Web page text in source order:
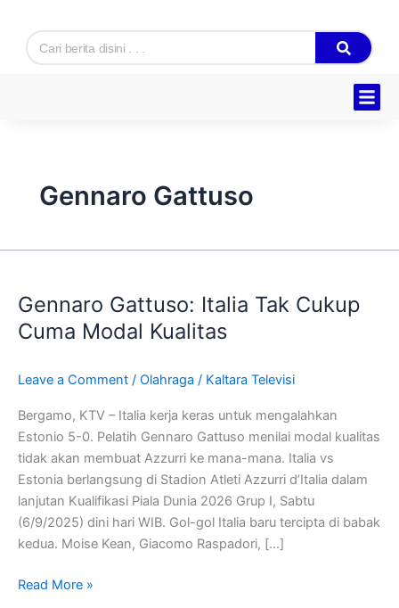
content
Search
Gennaro Gattuso
Gennaro Gattuso: Italia Tak Cukup
Cuma Modal Kualitas
Leave a Comment / Olahraga / Kaltara Televisi
Bergamo, KTV – Italia kerja keras untuk mengalahkan
Estonio 5-0. Pelatih Gennaro Gattuso menilai modal kualitas
tidak akan membuat Azzurri ke mana-mana. Italia vs
Estonia berlangsung di Stadion Atleti Azzurri d’Italia dalam
lanjutan Kualifikasi Piala Dunia 2026 Grup I, Sabtu
(6/9/2025) dini hari WIB. Gol-gol Italia baru tercipta di babak
kedua. Moise Kean, Giacomo Raspadori, […]
Italia
Tak
Modal
Kualitas
Read More »